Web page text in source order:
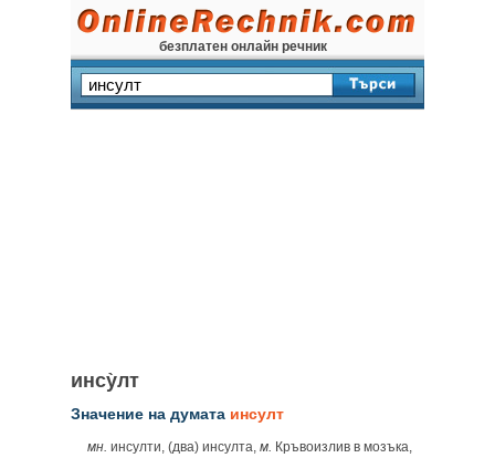
безплатен онлайн речник
инсу̀лт
Значение на думата инсулт
мн. инсулти, (два) инсулта, м. Кръвоизлив в мозъка,